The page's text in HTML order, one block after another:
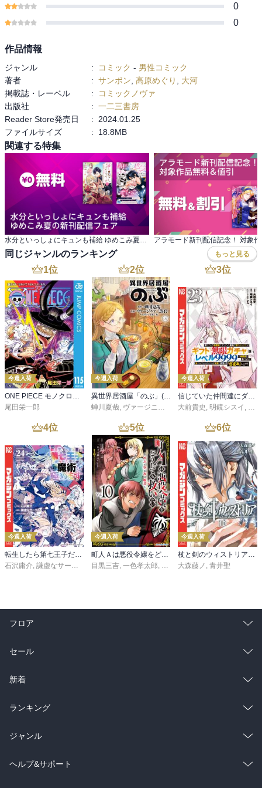
0
0
作品情報
ジャンル : コミック - 男性コミック
著者
: サンボン 高原めぐり
大河
掲載誌・レーベル
:
コミックノヴァ
出版社
: 一二三書房
Reader Store発売日
:
2024.01.25
ファイルサイズ
: 18.8MB
関連する特集
水分といっしょにキュンも補給 ゆめこみ夏の新刊配信フェア
同じジャンルのランキング もっと見る
1位
今週入荷
ONE PIECE モノクロ版 115
尾田栄一郎
2位
今週入荷
異世界居酒屋「のぶ」(22)
蝉川夏哉, ヴァージニア二等兵 ,転
3位
今週入荷
信じていた仲間達にダンジョン奥地で殺されかけたがギフト『無限ガチャ』でレベル９９９９の仲間達を手に入れて元パーティーメンバーと世界に復讐＆『ざまぁ！』します！（２３）
大前貴史 , 明鏡シスイ , ｔ
4位
今週入荷
石沢庸介 謙虚なサークル メル。
5位
今週入荷
目黒三吉 一色孝太郎 Parum
6位
今週入荷
大森藤ノ 青井聖
フロア
総合
ラノベ
雑誌・グラビア
BL・TL
セール
総合
ラノベ
雑誌・グラビア
BL・TL
新着
総合
ラノベ
雑誌・グラビア
ランキング
総合
ラノベ
ジャンル
コミック
ヘルプ&サポート